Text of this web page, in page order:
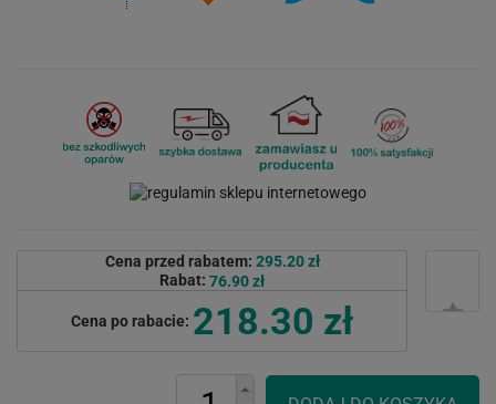
Cena przed rabatem: 295.20 zł
Rabat: 76.90 zł
Cena po rabacie: 218.30 zł